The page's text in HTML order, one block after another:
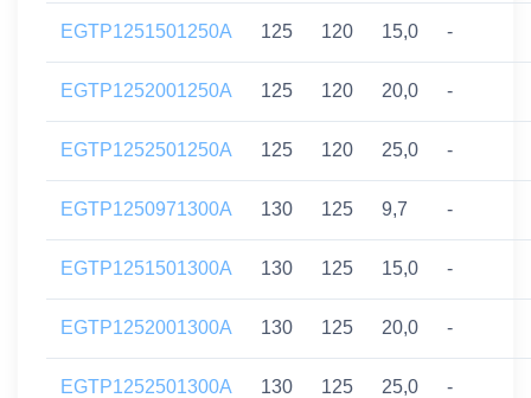
EGTP1251501250A 125 120 15,0 -
EGTP1252001250A 125 120 20,0 -
EGTP1252501250A 125 120 25,0 -
EGTP1250971300A 130 125 9,7 -
EGTP1251501300A 130 125 15,0 -
EGTP1252001300A 130 125 20,0 -
EGTP1252501300A 130 125 25,0 -